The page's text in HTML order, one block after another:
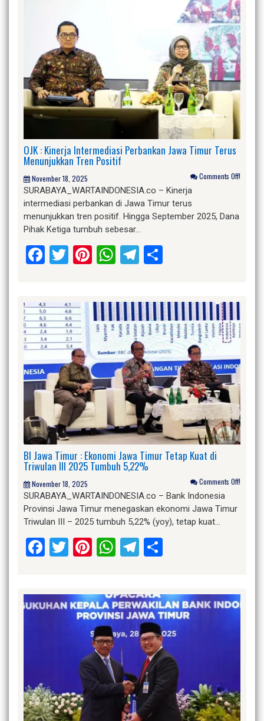
OJK : Kinerja Intermediasi Perbankan Jawa Timur Terus
Menunjukkan Tren Positif
November 18, 2025 Comments Off!
SURABAYA_WARTAINDONESIA.co – Kinerja
intermediasi perbankan di Jawa Timur terus
menunjukkan tren positif. Hingga September 2025, Dana
Pihak Ketiga tumbuh sebesar…
Facebook
Twitter
Pinterest
WhatsApp
Telegram
BI Jawa Timur : Ekonomi Jawa Timur Tetap Kuat di
Triwulan III 2025 Tumbuh 5,22%
November 18, 2025 Comments Off!
SURABAYA_WARTAINDONESIA.co – Bank Indonesia
Provinsi Jawa Timur menegaskan ekonomi Jawa Timur
Triwulan III – 2025 tumbuh 5,22% (yoy), tetap kuat…
Facebook
Twitter
Pinterest
WhatsApp
Telegram